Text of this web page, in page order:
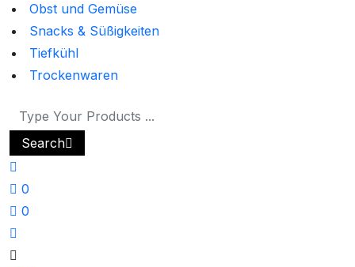
Obst und Gemüse
Snacks & Süßigkeiten
Tiefkühl
Trockenwaren
Search
0
0